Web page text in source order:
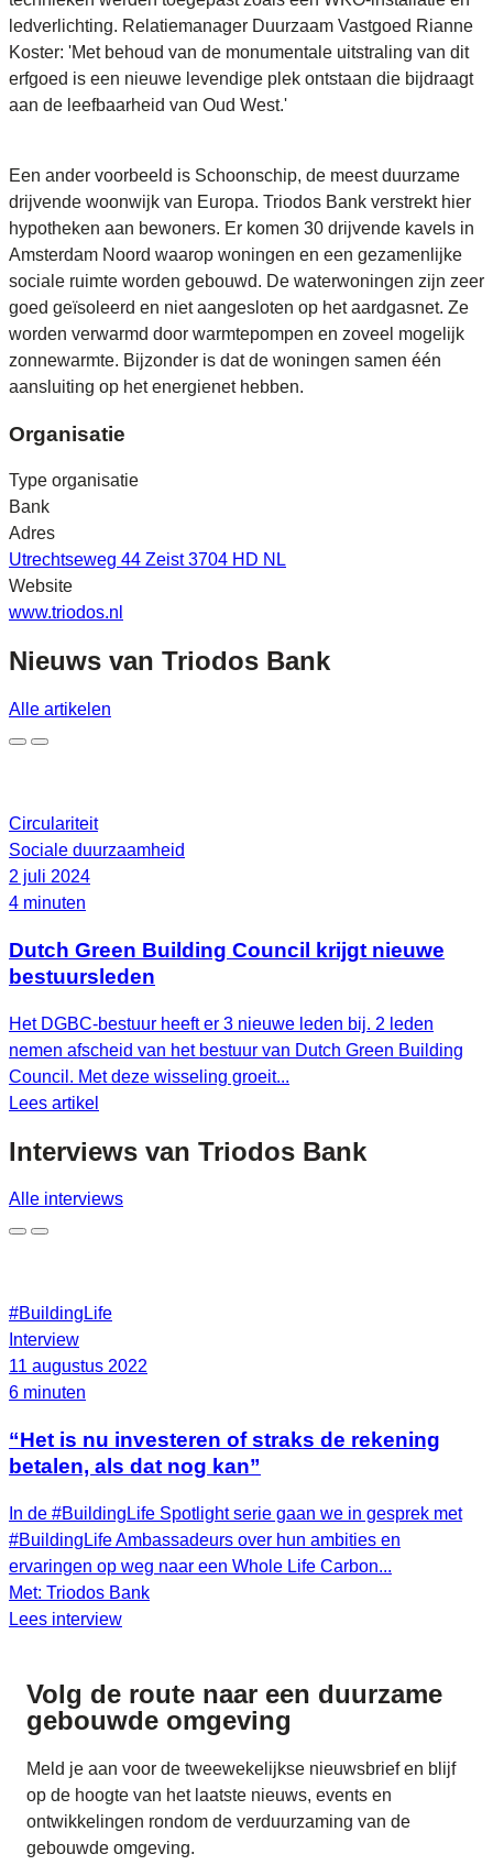
ledverlichting. Relatiemanager Duurzaam Vastgoed Rianne
Koster: 'Met behoud van de monumentale uitstraling van dit
erfgoed is een nieuwe levendige plek ontstaan die bijdraagt
aan de leefbaarheid van Oud West.'
Een ander voorbeeld is Schoonschip, de meest duurzame
drijvende woonwijk van Europa. Triodos Bank verstrekt hier
hypotheken aan bewoners. Er komen 30 drijvende kavels in
Amsterdam Noord waarop woningen en een gezamenlijke
sociale ruimte worden gebouwd. De waterwoningen zijn zeer
goed geïsoleerd en niet aangesloten op het aardgasnet. Ze
worden verwarmd door warmtepompen en zoveel mogelijk
zonnewarmte. Bijzonder is dat de woningen samen één
aansluiting op het energienet hebben.
Organisatie
Type organisatie
Bank
Adres
Utrechtseweg 44 Zeist 3704 HD NL
Website
www.triodos.nl
Nieuws van Triodos Bank
Alle artikelen
Circulariteit
Sociale duurzaamheid
2 juli 2024
4 minuten
Dutch Green Building Council krijgt nieuwe
bestuursleden
Het DGBC-bestuur heeft er 3 nieuwe leden bij. 2 leden
nemen afscheid van het bestuur van Dutch Green Building
Council. Met deze wisseling groeit...
Lees artikel
Interviews van Triodos Bank
Alle interviews
#BuildingLife
Interview
11 augustus 2022
6 minuten
“Het is nu investeren of straks de rekening
betalen, als dat nog kan”
In de #BuildingLife Spotlight serie gaan we in gesprek met
#BuildingLife Ambassadeurs over hun ambities en
ervaringen op weg naar een Whole Life Carbon...
Met: Triodos Bank
Lees interview
Volg de route naar een duurzame
gebouwde omgeving
Meld je aan voor de tweewekelijkse nieuwsbrief en blijf
op de hoogte van het laatste nieuws, events en
ontwikkelingen rondom de verduurzaming van de
gebouwde omgeving.